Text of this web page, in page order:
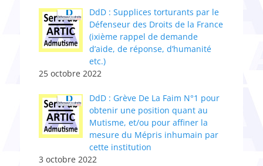
DdD : Supplices torturants par le
Défenseur des Droits de la France
(ixième rappel de demande
d’aide, de réponse, d’humanité
etc.)
25 octobre 2022
DdD : Grève De La Faim N°1 pour
obtenir une position quant au
Mutisme, et/ou pour affiner la
mesure du Mépris inhumain par
cette institution
3 octobre 2022